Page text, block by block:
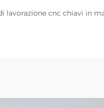
lavorazione cnc chiavi in